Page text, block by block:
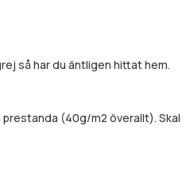
så har du äntligen hittat hem.
prestanda (40g/m2 överallt). Skal